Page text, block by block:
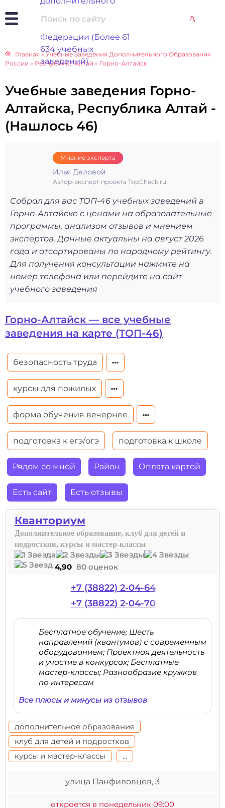
Главная » Учебные Заведения Дополнительного Образования
России » Республика Алтай » Горно-Алтайск
Учебные заведения Горно-
Алтайска, Республика Алтай -
(Нашлось 46)
Мнение эксперта
Илья Деловой
Автор-эксперт проекта TopCheck.ru
Собрал для вас ТОП-46 учебных заведений в
Горно-Алтайске с ценами на образовательные
программы, анализом отзывов и мнением
экспертов. Данные актуальны на август 2026
года и отсортированы по народному рейтингу.
Для получения консультации нажмите на
номер телефона или перейдите на сайт
учебного заведения
Горно-Алтайск — все учебные
заведения на карте (ТОП-46)
безопасность труда
курсы для пожилых
форма обучения вечернее
подготовка к егэ/огэ подготовка к школе
Рядом со мной Район Оплата картой
Есть сайт Есть отзывы
Кванториум
Дополнительное образование, клуб для детей и
подростков, курсы и мастер-классы
4,90 80 оценок
+7 (38822) 2-04-64
+7 (38822) 2-04-70
Бесплатное обучение; Шесть
направлений (квантумов) с современным
оборудованием; Проектная деятельность
и участие в конкурсах; Бесплатные
мастер-классы; Разнообразие кружков
по интересам
Все плюсы и минусы из отзывов
дополнительное образование
клуб для детей и подростков
курсы и мастер-классы
...
улица Панфиловцев, 3
откроется в понедельник 09:00